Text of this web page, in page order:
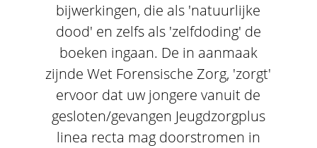
bijwerkingen, die als 'natuurlijke
dood' en zelfs als 'zelfdoding' de
boeken ingaan. De in aanmaak
zijnde Wet Forensische Zorg, 'zorgt'
ervoor dat uw jongere vanuit de
gesloten/gevangen Jeugdzorgplus
linea recta mag doorstromen in